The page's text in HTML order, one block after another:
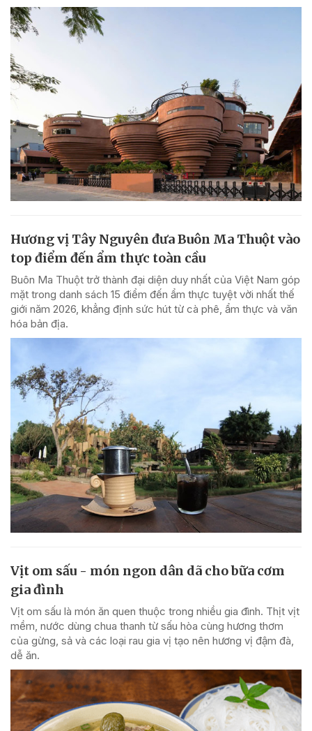
Hương vị Tây Nguyên đưa Buôn Ma Thuột vào
top điểm đến ẩm thực toàn cầu
Buôn Ma Thuột trở thành đại diện duy nhất của Việt Nam góp
mặt trong danh sách 15 điểm đến ẩm thực tuyệt vời nhất thế
giới năm 2026, khẳng định sức hút từ cà phê, ẩm thực và văn
hóa bản địa.
Vịt om sấu - món ngon dân dã cho bữa cơm
gia đình
Vịt om sấu là món ăn quen thuộc trong nhiều gia đình. Thịt vịt
mềm, nước dùng chua thanh từ sấu hòa cùng hương thơm
của gừng, sả và các loại rau gia vị tạo nên hương vị đậm đà,
dễ ăn.